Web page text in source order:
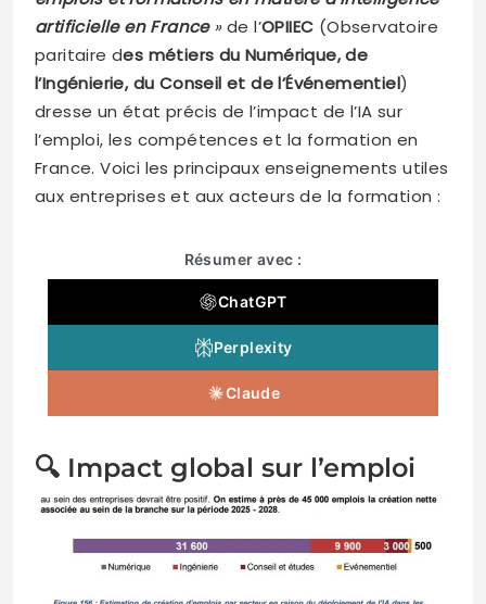
artificielle en France»de l’OPIIEC (Observatoire
paritaire des métiers du Numérique, de
l’Ingénierie, du Conseil et de l’Événementiel)
dresse un état précis de l’impact de l’IA sur
l’emploi, les compétences et la formation en
France. Voici les principaux enseignements utiles
aux entreprises et aux acteurs de la formation :
Résumer avec :
ChatGPT
Perplexity
Claude
🔍 Impact global sur l’emploi